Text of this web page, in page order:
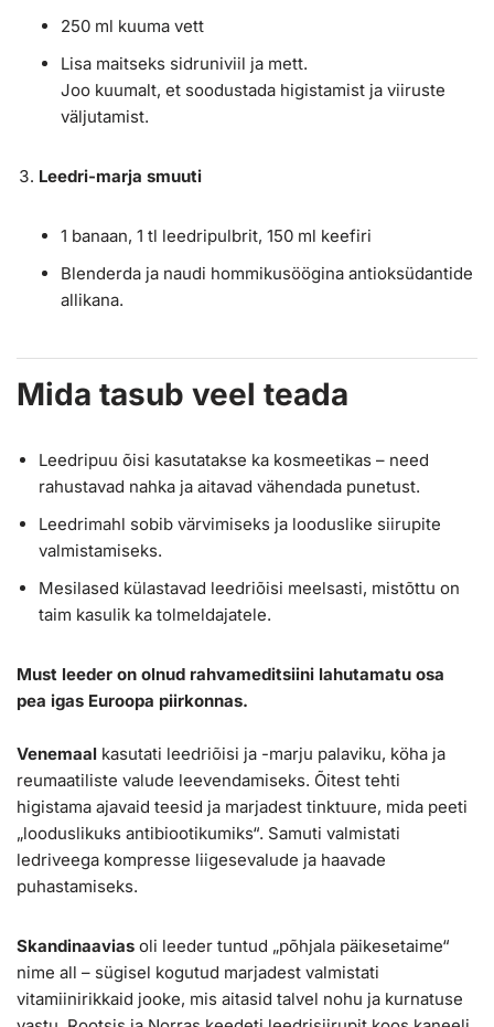
250 ml kuuma vett
Lisa maitseks sidruniviil ja mett.
Joo kuumalt, et soodustada higistamist ja viiruste
väljutamist.
Leedri-marja smuuti
1 banaan, 1 tl leedripulbrit, 150 ml keefiri
Blenderda ja naudi hommikusöögina antioksüdantide
allikana.
Mida tasub veel teada
Leedripuu õisi kasutatakse ka kosmeetikas – need
rahustavad nahka ja aitavad vähendada punetust.
Leedrimahl sobib värvimiseks ja looduslike siirupite
valmistamiseks.
Mesilased külastavad leedriõisi meelsasti, mistõttu on
taim kasulik ka tolmeldajatele.
Must leeder on olnud rahvameditsiini lahutamatu osa
pea igas Euroopa piirkonnas.
Venemaal kasutati leedriõisi ja -marju palaviku, köha ja
reumaatiliste valude leevendamiseks. Õitest tehti
higistama ajavaid teesid ja marjadest tinktuure, mida peeti
„looduslikuks antibiootikumiks“. Samuti valmistati
ledriveega kompresse liigesevalude ja haavade
puhastamiseks.
Skandinaavias oli leeder tuntud „põhjala päikesetaime“
nime all – sügisel kogutud marjadest valmistati
vitamiinirikkaid jooke, mis aitasid talvel nohu ja kurnatuse